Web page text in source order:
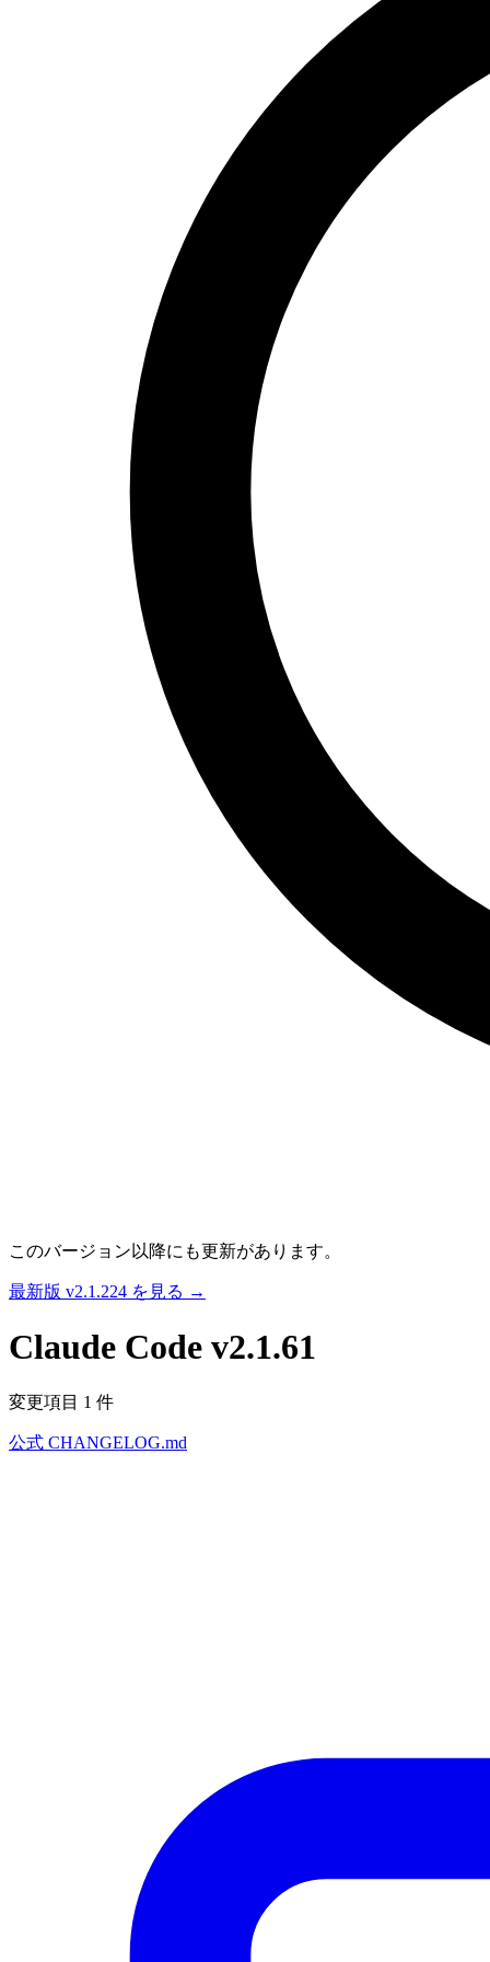
このバージョン以降にも更新があります。
最新版 v2.1.224 を見る →
Claude Code v2.1.61
変更項目 1 件
公式 CHANGELOG.md